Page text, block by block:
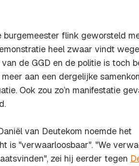
flink geworsteld
heel zwaar vindt
de GGD en de politie is toch
aan een dergelijke
Ook zou zo’n manifestatie
van Deutekom noemde het
is "verwaarloosbaar". "We
zei hij eerder tegen